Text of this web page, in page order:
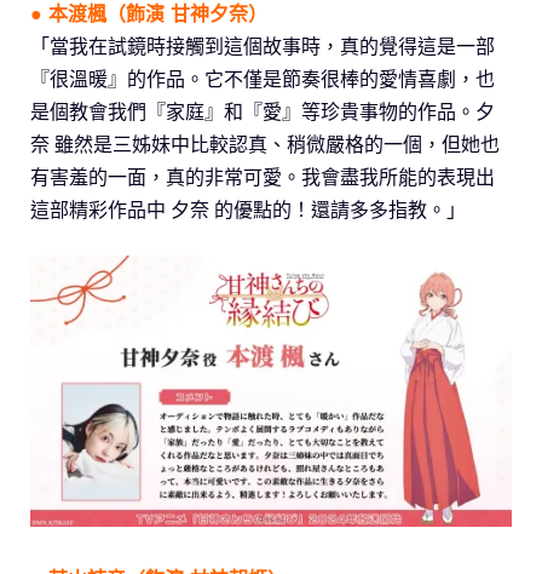
● 本渡楓（飾演 甘神夕奈）
「當我在試鏡時接觸到這個故事時，真的覺得這是一部
『很溫暖』的作品。它不僅是節奏很棒的愛情喜劇，也
是個教會我們『家庭』和『愛』等珍貴事物的作品。夕
奈 雖然是三姊妹中比較認真、稍微嚴格的一個，但她也
有害羞的一面，真的非常可愛。我會盡我所能的表現出
這部精彩作品中 夕奈 的優點的！還請多多指教。」